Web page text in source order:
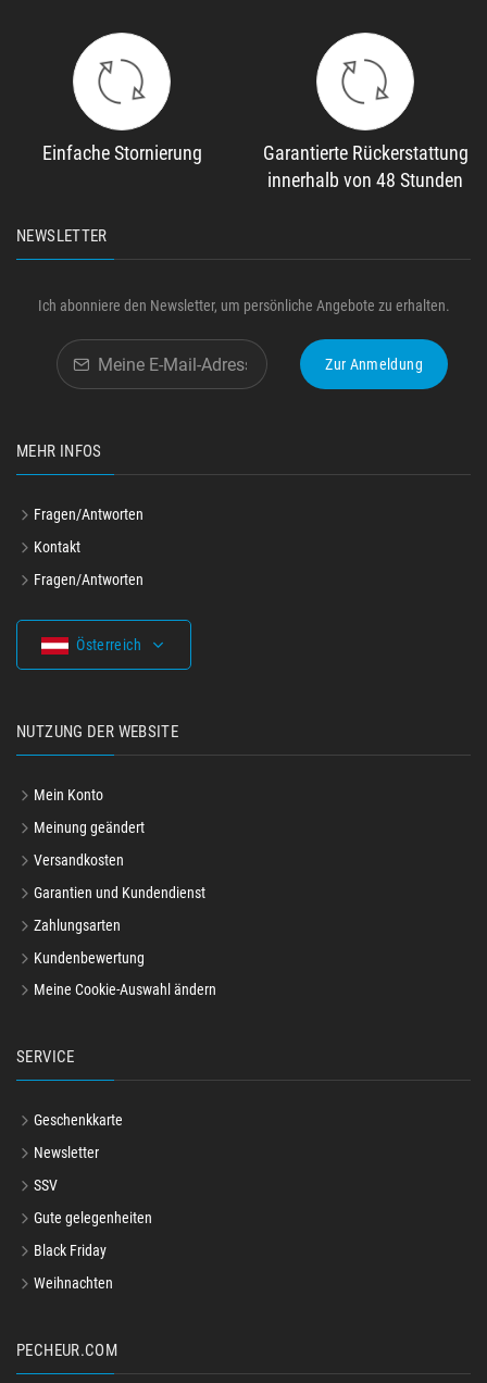
Einfache Stornierung
Garantierte Rückerstattung
innerhalb von 48 Stunden
NEWSLETTER
Ich abonniere den Newsletter, um persönliche Angebote zu erhalten.
Zur Anmeldung
MEHR INFOS
Fragen/Antworten
Kontakt
Fragen/Antworten
Österreich
NUTZUNG DER WEBSITE
Mein Konto
Meinung geändert
Versandkosten
Garantien und Kundendienst
Zahlungsarten
Kundenbewertung
Meine Cookie-Auswahl ändern
SERVICE
Geschenkkarte
Newsletter
SSV
Gute gelegenheiten
Black Friday
Weihnachten
PECHEUR.COM